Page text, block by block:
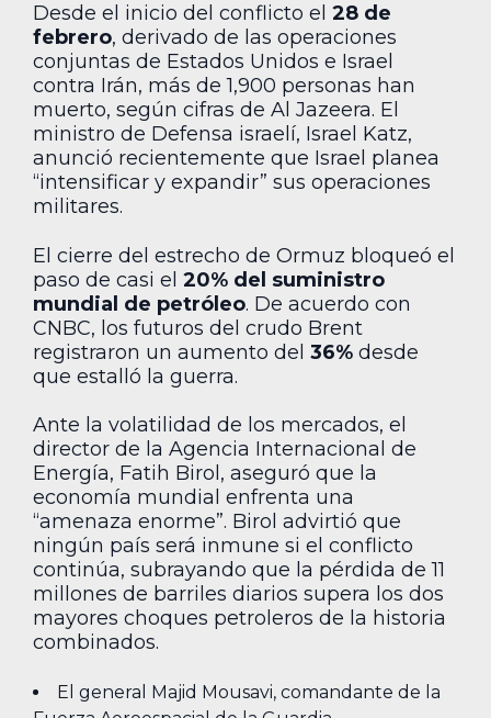
Desde el inicio del conflicto el 28 de
febrero, derivado de las operaciones
conjuntas de Estados Unidos e Israel
contra Irán, más de 1,900 personas han
muerto, según cifras de Al Jazeera. El
ministro de Defensa israelí, Israel Katz,
anunció recientemente que Israel planea
“intensificar y expandir” sus operaciones
militares.
El cierre del estrecho de Ormuz bloqueó el
paso de casi el 20% del suministro
mundial de petróleo. De acuerdo con
CNBC, los futuros del crudo Brent
registraron un aumento del 36% desde
que estalló la guerra.
Ante la volatilidad de los mercados, el
director de la Agencia Internacional de
Energía, Fatih Birol, aseguró que la
economía mundial enfrenta una
“amenaza enorme”. Birol advirtió que
ningún país será inmune si el conflicto
continúa, subrayando que la pérdida de 11
millones de barriles diarios supera los dos
mayores choques petroleros de la historia
combinados.
El general Majid Mousavi, comandante de la